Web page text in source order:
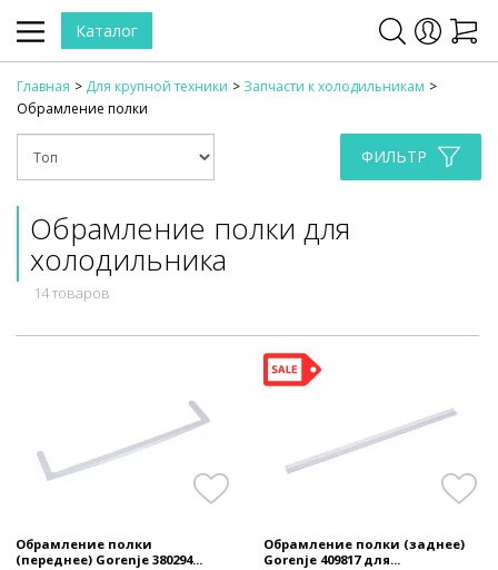
Каталог
Главная Для крупной техники
Запчасти к холодильникам
Обрамление полки
ФИЛЬТР
Обрамление полки для
холодильника
14 товаров
Обрамление полки
(переднее) Gorenje 380294...
Обрамление полки (заднее)
Gorenje 409817 для...